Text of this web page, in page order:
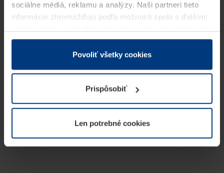
sociálne médiá, reklamu a analýzy. Naši partneri tieto
informácie zhromažďujú podľa možnosti spolu s ďalšími
v rámci Vášho využívania služieb.
Z právneho hľadiska môžeme cookies ukladať na Vašom
prevádzku tejto stránky. Pre všetky ostatné typy cookie
potrebujeme Vaše povolenie. Vaše povolenie môžete
kedykoľvek zmeniť alebo odvolať vo vysvetlení cookie
našej webovej stránky.
Povoliť všetky cookies
Prispôsobiť
Len potrebné cookies